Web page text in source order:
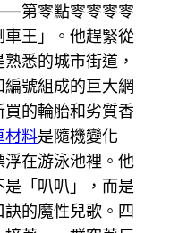
第零點零零零零
王」。他趕緊從
悉的城市街道，
號組成的巨大網
的輪胎和劣質香
材料是隨機變化
在游泳池裡。他
「叭叭」，而是
的魔性兒歌。四